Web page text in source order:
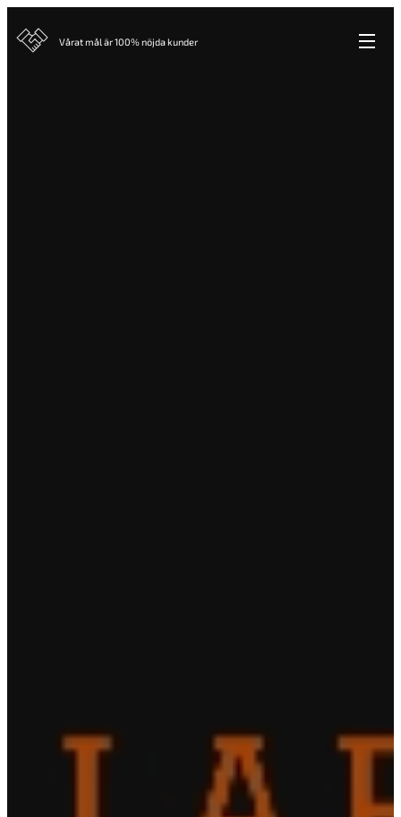
Vårat mål är 100% nöjda kunder